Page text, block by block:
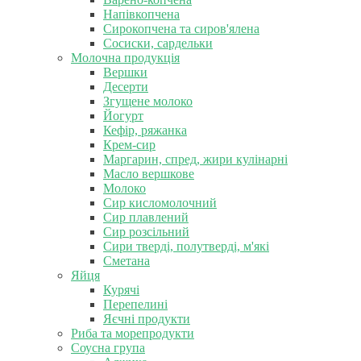
Напівкопчена
Сирокопчена та сиров'ялена
Сосиски, сардельки
Молочна продукція
Вершки
Десерти
Згущене молоко
Йогурт
Кефір, ряжанка
Крем-сир
Маргарин, спред, жири кулінарні
Масло вершкове
Молоко
Сир кисломолочний
Сир плавлений
Сир розсільний
Сири тверді, полутверді, м'які
Сметана
Яйця
Курячі
Перепелині
Яєчні продукти
Риба та морепродукти
Соусна група